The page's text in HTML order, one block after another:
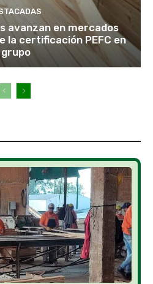
avanzan en mercados
la certificación PEFC en
grupo